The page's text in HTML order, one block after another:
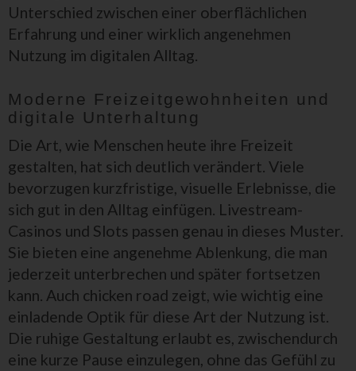
Unterschied zwischen einer oberflächlichen
Erfahrung und einer wirklich angenehmen
Nutzung im digitalen Alltag.
Moderne Freizeitgewohnheiten und
digitale Unterhaltung
Die Art, wie Menschen heute ihre Freizeit
gestalten, hat sich deutlich verändert. Viele
bevorzugen kurzfristige, visuelle Erlebnisse, die
sich gut in den Alltag einfügen. Livestream-
Casinos und Slots passen genau in dieses Muster.
Sie bieten eine angenehme Ablenkung, die man
jederzeit unterbrechen und später fortsetzen
kann. Auch chicken road zeigt, wie wichtig eine
einladende Optik für diese Art der Nutzung ist.
Die ruhige Gestaltung erlaubt es, zwischendurch
eine kurze Pause einzulegen, ohne das Gefühl zu